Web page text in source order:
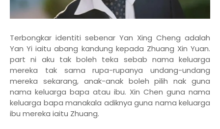
Terbongkar identiti sebenar Yan Xing Cheng adalah
Yan Yi iaitu abang kandung kepada Zhuang Xin Yuan.
part ni aku tak boleh teka sebab nama keluarga
mereka tak sama rupa-rupanya undang-undang
mereka sekarang, anak-anak boleh pilih nak guna
nama keluarga bapa atau ibu. Xin Chen guna nama
keluarga bapa manakala adiknya guna nama keluarga
ibu mereka iaitu Zhuang.